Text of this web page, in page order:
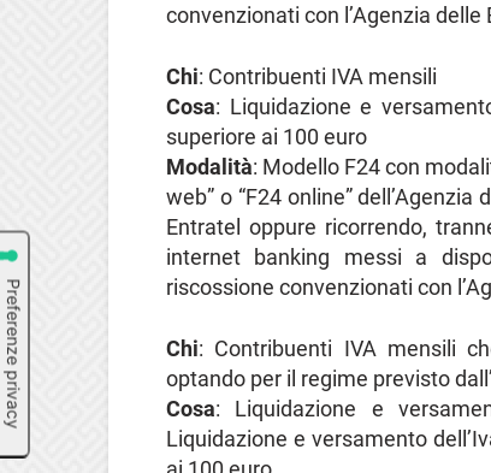
convenzionati con l’Agenzia delle
Chi: Contribuenti IVA mensili
Cosa: Liquidazione e
superiore ai 100 euro
Modalità: Modello F24 con
web” o “F24 online”
Entratel oppure ricorrendo,
internet banking messi a
riscossione convenzionati con
Chi: Contribuenti IVA mensili
optando per il regime previsto
Cosa: Liquidazione e
Liquidazione e versamento